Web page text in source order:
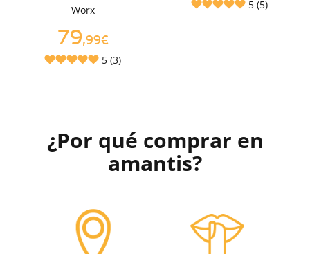
Worx
79,99€
5 (3)
5 (5)
¿Por qué comprar en
amantis?